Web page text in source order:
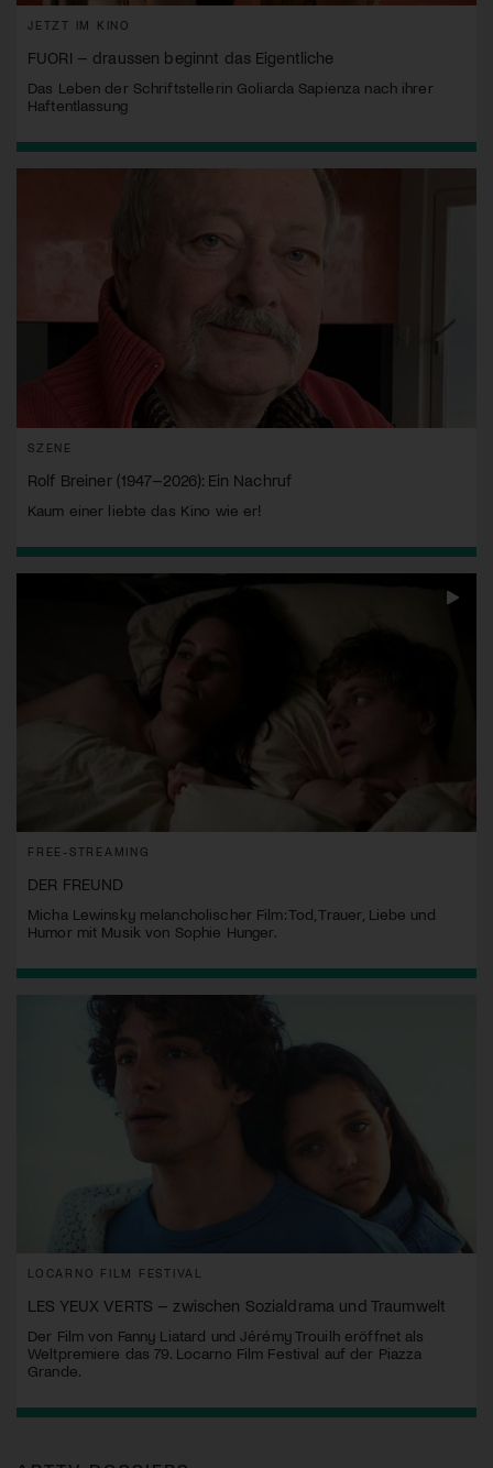
JETZT IM KINO
FUORI – draussen beginnt das Eigentliche
Das Leben der Schriftstellerin Goliarda Sapienza nach ihrer
Haftentlassung
SZENE
Rolf Breiner (1947–2026): Ein Nachruf
Kaum einer liebte das Kino wie er!
FREE-STREAMING
DER FREUND
Micha Lewinsky melancholischer Film: Tod, Trauer, Liebe und
Humor mit Musik von Sophie Hunger.
LOCARNO FILM FESTIVAL
LES YEUX VERTS – zwischen Sozialdrama und Traumwelt
Der Film von Fanny Liatard und Jérémy Trouilh eröffnet als
Weltpremiere das 79. Locarno Film Festival auf der Piazza
Grande.